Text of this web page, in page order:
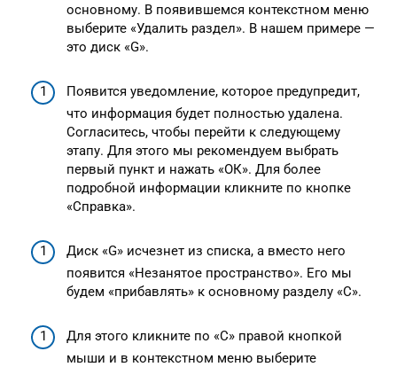
основному. В появившемся контекстном меню
выберите «Удалить раздел». В нашем примере —
это диск «G».
Появится уведомление, которое предупредит,
что информация будет полностью удалена.
Согласитесь, чтобы перейти к следующему
этапу. Для этого мы рекомендуем выбрать
первый пункт и нажать «ОК». Для более
подробной информации кликните по кнопке
«Справка».
Диск «G» исчезнет из списка, а вместо него
появится «Незанятое пространство». Его мы
будем «прибавлять» к основному разделу «C».
Для этого кликните по «C» правой кнопкой
мыши и в контекстном меню выберите